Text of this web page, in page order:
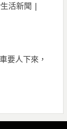
活新聞 |
要人下來，